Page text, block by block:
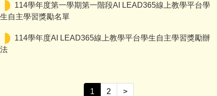
114學年度第一學期第一階段AI LEAD365線上教學平台學
生自主學習獎勵名單
114學年度AI LEAD365線上教學平台學生自主學習獎勵辦
法
1 2 >